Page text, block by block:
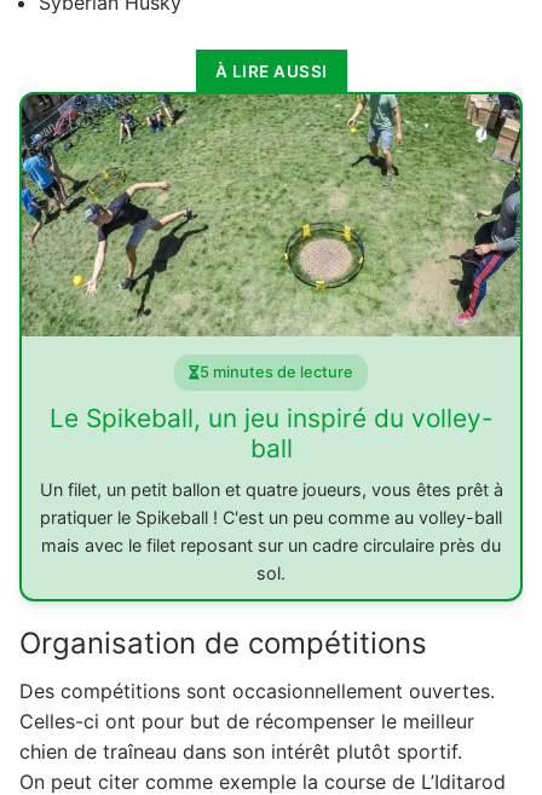
À LIRE AUSSI
5 minutes de lecture
Le Spikeball, un jeu inspiré du volley-
ball
Un filet, un petit ballon et quatre joueurs, vous êtes prêt à
pratiquer le Spikeball ! C'est un peu comme au volley-ball
mais avec le filet reposant sur un cadre circulaire près du
sol.
Organisation de compétitions
Des compétitions sont occasionnellement ouvertes.
Celles-ci ont pour but de récompenser le meilleur
chien de traîneau dans son intérêt plutôt sportif.
On peut citer comme exemple la course de L’Iditarod